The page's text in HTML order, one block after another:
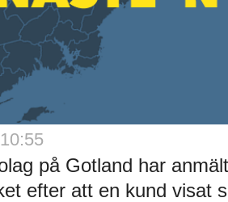
på Gotland har
efter att en kund visat